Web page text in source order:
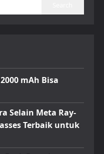
mAh Bisa
Selain Meta Ray-
Terbaik untuk